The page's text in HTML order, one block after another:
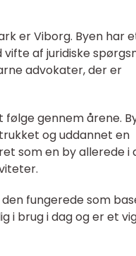
er Viborg. Byen har
af juridiske
advokater, der er
gennem årene.
og uddannet en
som en by allerede i
fungerede som
i brug i dag og er et